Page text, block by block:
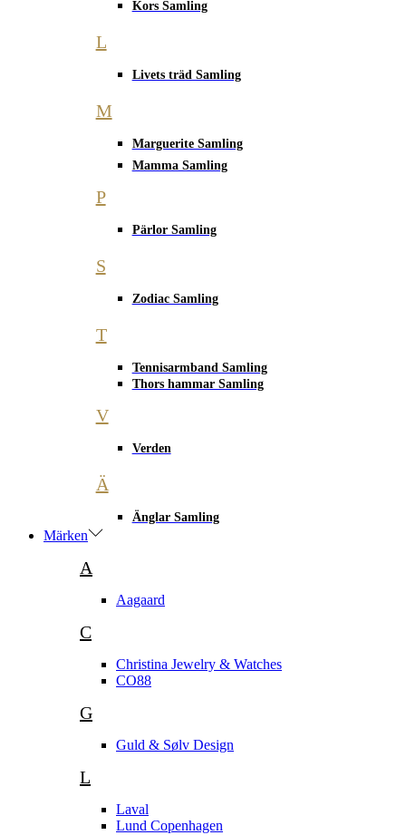
Kors Samling
L
Livets träd Samling
M
Marguerite Samling
Mamma Samling
P
Pärlor Samling
S
Zodiac Samling
T
Tennisarmband Samling
Thors hammar Samling
V
Verden
Ä
Änglar Samling
Märken
A
Aagaard
C
Christina Jewelry & Watches
CO88
G
Guld & Sølv Design
L
Laval
Lund Copenhagen